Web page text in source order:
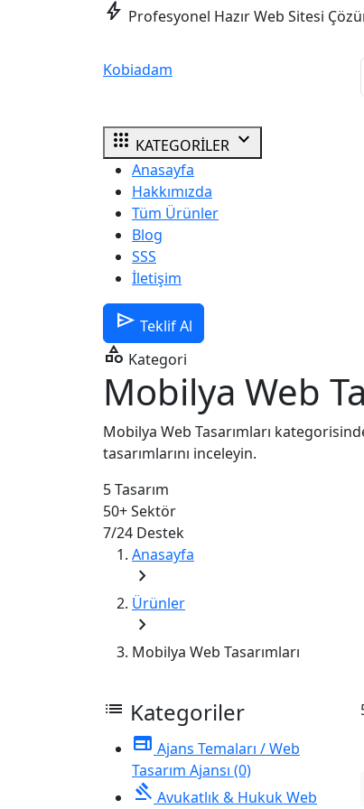
bolt Profesyonel Hazır Web Sitesi
Kobiadam
apps KATEGORİLER expand_more
Anasayfa
Hakkımızda
Tüm Ürünler
Blog
SSS
İletişim
send Teklif Al
category Kategori
Mobilya Web
Mobilya Web Tasarımları
tasarımlarını inceleyin.
5Tasarım
50+Sektör
7/24 Destek
Anasayfa
chevron_right
Ürünler
chevron_right
Mobilya Web Tasarımları
list Kategoriler
web Ajans Temaları / Web
Tasarım Ajansı (0)
gavel Avukatlık & Hukuk Web